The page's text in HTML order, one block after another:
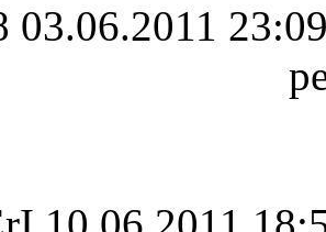
03.06.2011